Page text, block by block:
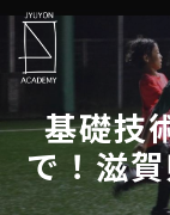
基礎技
で！滋